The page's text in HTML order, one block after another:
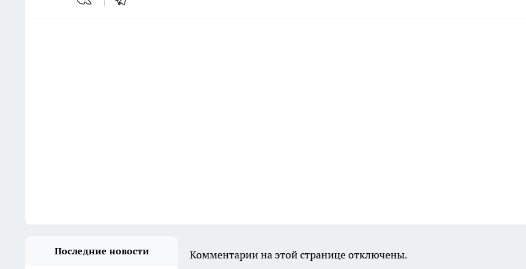
Последние новости Комментарии на этой странице отключены.